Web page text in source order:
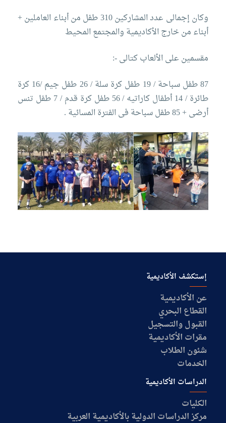
وكان إجمالى عدد المشاركين 310 طفل من أبناء العاملين +
أبناء من خارج الأكاديمية والمجتمع المحيط
مقسمين على الألعاب كتالى:-
87 طفل سباحة / 19 طفل كرة سلة / 26 طفل جيم /16 كرة
طائرة / 14 أطفال كاراتيه / 56 طفل كرة قدم / 7 طفل تنس
أرضى + 85 طفل سباحة فى الفترة المسائية
.
إستكشف الأكاديمية
عن الأكاديمية
القطاع البحري
القبول والتسجيل
مقرات الأكاديمية
شئون الطلاب
الخدمات
الدراسات الأكاديمية
الكليات
مركز الدراسات الدولية بالأكاديمية العربية